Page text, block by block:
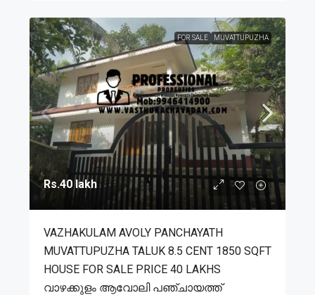
FOR SALE MUVATTUPUZHA
Rs.40 lakh
VAZHAKULAM AVOLY PANCHAYATH
MUVATTUPUZHA TALUK 8.5 CENT 1850 SQFT
HOUSE FOR SALE PRICE 40 LAKHS
വാഴക്കുളം ആവോലി പഞ്ചായത്ത്